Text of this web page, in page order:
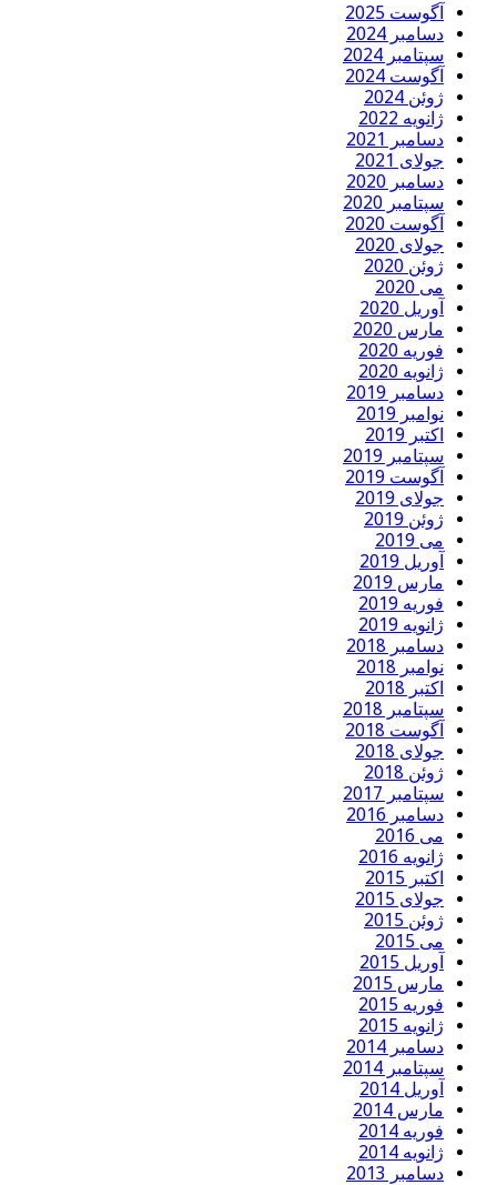
آگوست 2025
دسامبر 2024
سپتامبر 2024
آگوست 2024
ژوئن 2024
ژانویه 2022
دسامبر 2021
جولای 2021
دسامبر 2020
سپتامبر 2020
آگوست 2020
جولای 2020
ژوئن 2020
می 2020
آوریل 2020
مارس 2020
فوریه 2020
ژانویه 2020
دسامبر 2019
نوامبر 2019
اکتبر 2019
سپتامبر 2019
آگوست 2019
جولای 2019
ژوئن 2019
می 2019
آوریل 2019
مارس 2019
فوریه 2019
ژانویه 2019
دسامبر 2018
نوامبر 2018
اکتبر 2018
سپتامبر 2018
آگوست 2018
جولای 2018
ژوئن 2018
سپتامبر 2017
دسامبر 2016
می 2016
ژانویه 2016
اکتبر 2015
جولای 2015
ژوئن 2015
می 2015
آوریل 2015
مارس 2015
فوریه 2015
ژانویه 2015
دسامبر 2014
سپتامبر 2014
آوریل 2014
مارس 2014
فوریه 2014
ژانویه 2014
دسامبر 2013